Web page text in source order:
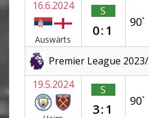
16.6.2024
Auswärts
S
0:1
90`
Premier League
19.5.2024
S
3:1
90`